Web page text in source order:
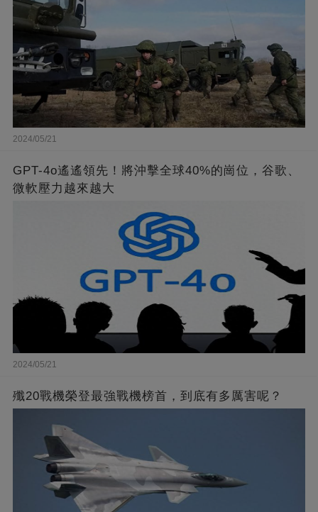
2024/05/21
GPT-4o遙遙領先！將沖擊全球40%的崗位，谷歌、
微軟壓力越來越大
2024/05/21
殲20戰機榮登最強戰機榜首，到底有多厲害呢？